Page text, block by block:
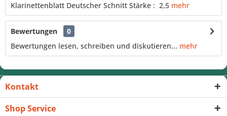
Klarinettenblatt Deutscher Schnitt Stärke : 2,5 mehr
Bewertungen
0
Bewertungen lesen, schreiben und diskutieren... mehr
Kontakt
Shop Service